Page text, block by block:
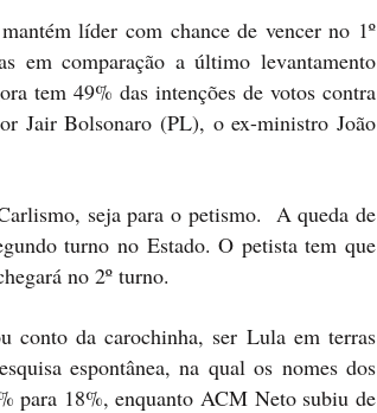
líder com chance de vencer no 1º
em comparação a último levantamento
tem 49% das intenções de votos contra
Jair Bolsonaro (PL), o ex-ministro João
seja para o petismo. A queda de
turno no Estado. O petista tem que
no 2º turno.
conto da carochinha, ser Lula em terras
espontânea, na qual os nomes dos
para 18%, enquanto ACM Neto subiu de